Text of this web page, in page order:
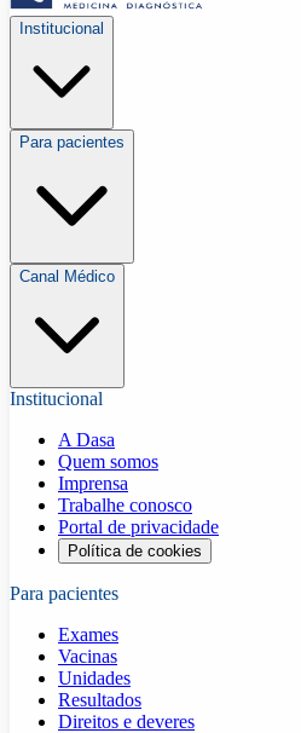
Institucional
Para pacientes
Canal Médico
Institucional
A Dasa
Quem somos
Imprensa
Trabalhe conosco
Portal de privacidade
Política de cookies
Para pacientes
Exames
Vacinas
Unidades
Resultados
Direitos e deveres